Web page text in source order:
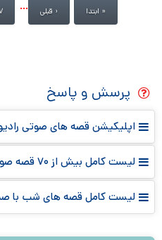
« ابتدا ‹ قبلی …
پرسش و پاسخ
اپلیکیشن قصه های صوتی
لیست کامل بیش از ۷۰ قصه صوتی از پگاه قصه گو
لیست کامل قصه های شب با